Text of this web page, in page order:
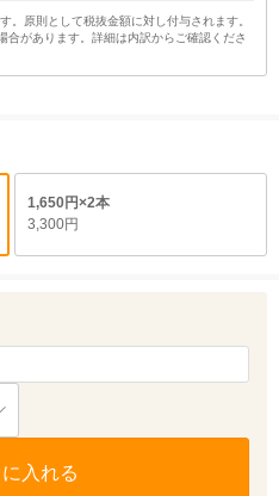
。原則として税抜金額に対し付与されます。
があります。詳細は内訳からご確認くださ
1,650円×2本
3,300円
入れる